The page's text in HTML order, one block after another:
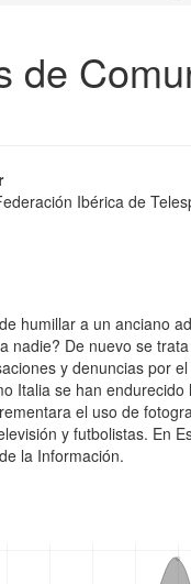
de
Ibérica de
humillar a un anciano
nadie? De nuevo se
y denuncias por
Italia se han endurecido
el uso de
y futbolistas. En
la Información.